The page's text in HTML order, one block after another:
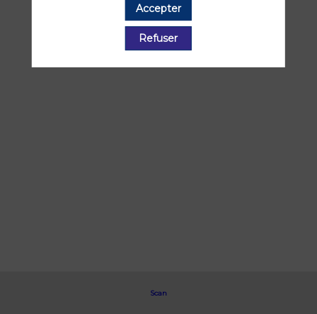
Partenaires et exposants
Effacer tous les filtres
Scan
Accepter
Refuser